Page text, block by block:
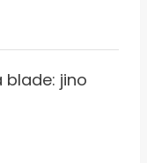
blade: jino